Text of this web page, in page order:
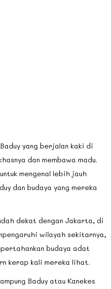
yang berjalan kaki di
dan membawa madu.
mengenal lebih jauh
dan budaya yang mereka
dekat dengan Jakarta, di
wilayah sekitarnya,
budaya adat
kerap kali mereka lihat.
Baduy atau Kanekes